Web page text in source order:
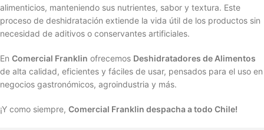
alimenticios, manteniendo sus nutrientes, sabor y textura. Este
proceso de deshidratación extiende la vida útil de los productos sin
necesidad de aditivos o conservantes artificiales.
En Comercial Franklin ofrecemos Deshidratadores de Alimentos
de alta calidad, eficientes y fáciles de usar, pensados para el uso en
negocios gastronómicos, agroindustria y más.
¡Y como siempre, Comercial Franklin despacha a todo Chile!